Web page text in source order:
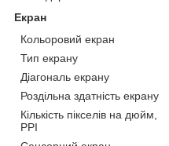
Екран
Кольоровий екран
Тип екрану
Діагональ екрану
Роздільна здатність екрану
Кількість пікселів на дюйм,
PPI